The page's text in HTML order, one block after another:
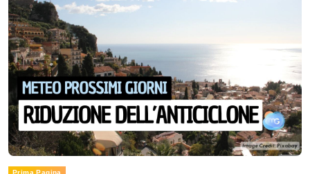
Prima Pagina